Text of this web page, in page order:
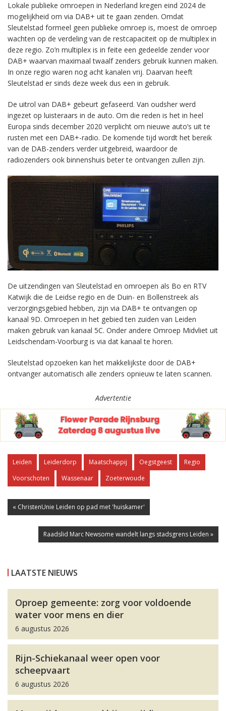
Lokale publieke omroepen in Nederland kregen eind 2024 de
mogelijkheid om via DAB+ uit te gaan zenden. Omdat
Sleutelstad formeel geen publieke omroep is, moest de omroep
wachten op de verdeling van de restcapaciteit op de multiplex in
deze regio. Zo’n multiplex is in feite een gedeelde zender voor
DAB+ waarvan maximaal twaalf zenders gebruik kunnen maken.
In onze regio waren nog acht kanalen vrij. Daarvan heeft
Sleutelstad er sinds deze week dus een in gebruik.
De uitrol van DAB+ gebeurt gefaseerd. Van oudsher werd
ingezet op luisteraars in de auto. Om die reden is het in heel
Europa sinds december 2020 verplicht om nieuwe auto’s uit te
rusten met een DAB+-radio. De komende tijd wordt het bereik
van de DAB-zenders verder uitgebreid, waardoor de
radiozenders ook binnenshuis beter te ontvangen zullen zijn.
De uitzendingen van Sleutelstad en omroepen als Bo en RTV
Katwijk die de Leidse regio en de Duin- en Bollenstreek als
verzorgingsgebied hebben, zijn via DAB+ te ontvangen op
kanaal 9D. Omroepen in het gebied ten zuiden van Leiden
maken gebruik van kanaal 5C. Onder andere Omroep Midvliet uit
Leidschendam-Voorburg is via dat kanaal te horen.
Sleutelstad opzoeken kan het makkelijkste door de DAB+
ontvanger automatisch alle zenders opnieuw te laten scannen.
Advertentie
Leiden Leiderdorp Maatschappij Oegstgeest
Regio
Voorschoten
Wassenaar Zoeterwoude
« ChristenUnie Leiden op pad met 'huiskamer'
Raadslid Marc Newsome wandelt langs stadsgrens Leiden »
LAATSTE NIEUWS
Oproep gemeente: zorg voor voldoende
water voor mens en dier
6 augustus 2026
Rijn-Schiekanaal weer open voor
scheepvaart
6 augustus 2026